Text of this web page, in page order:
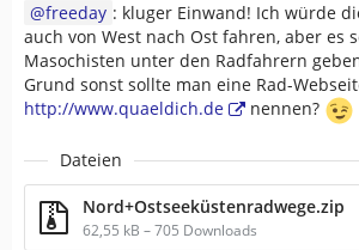
freeday : kluger Einwand! Ich würde
auch von West nach Ost fahren, aber es
Masochisten unter den Radfahrern
Grund sonst sollte man eine Rad-
http://www.quaeldich.de
nennen?
Dateien
Nord+Ostseeküstenradwege.zip
62,55 kB – 705 Downloads